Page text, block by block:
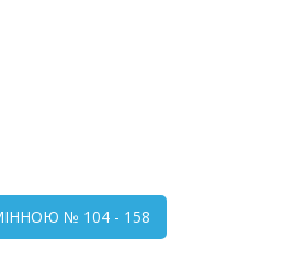
№ 104 - 158